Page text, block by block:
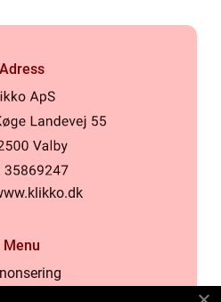
Adress
Menu